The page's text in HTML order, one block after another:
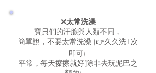
❌太常洗澡
寶貝們的汗腺與人類不同，
簡單說，不要太常洗澡 (👉久久洗1次
即可)
平常，每天擦擦就好(除非去玩泥巴之